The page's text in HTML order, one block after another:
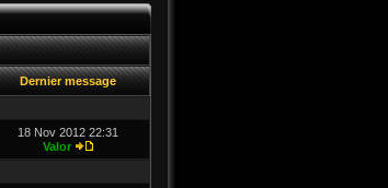
Dernier message
18 Nov 2012 22:31
Valor